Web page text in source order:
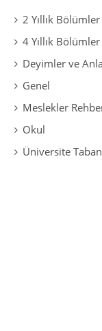
2 Yıllık Bölümler
4 Yıllık Bölümler
Deyimler ve
Genel
Meslekler
Okul
Üniversite